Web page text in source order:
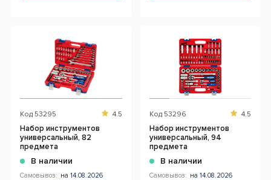
Код 53295 4.5
Набор инструментов
универсальный, 82
предмета
В наличии
Самовывоз: на 14.08.2026
Код 53296 4.5
Набор инструментов
универсальный, 94
предмета
В наличии
Самовывоз: на 14.08.2026